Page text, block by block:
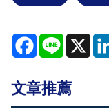
Facebook
Line X
文章推薦